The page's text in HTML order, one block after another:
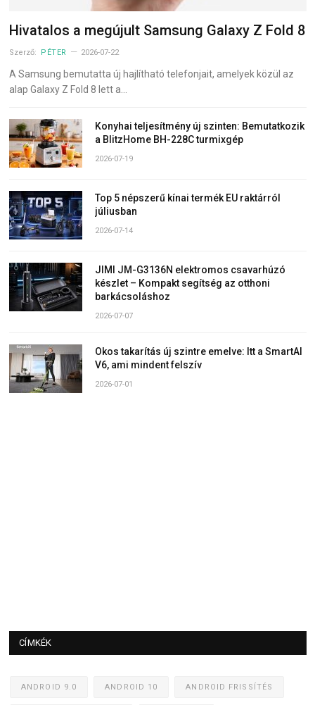
Hivatalos a megújult Samsung Galaxy Z Fold 8
Szerző: PÉTER 2026-07-22
A Samsung bemutatta új hajlítható telefonjait, amelyek közül az
alap Galaxy Z Fold 8 lett a…
Konyhai teljesítmény új szinten: Bemutatkozik
a BlitzHome BH-228C turmixgép
2026-07-19
Top 5 népszerű kínai termék EU raktárról
júliusban
2026-07-14
JIMI JM-G3136N elektromos csavarhúzó
készlet – Kompakt segítség az otthoni
barkácsoláshoz
2026-07-07
Okos takarítás új szintre emelve: Itt a SmartAI
V6, ami mindent felszív
2026-07-01
CÍMKÉK
ANDROID 9.0 ANDROID 10 ANDROID FRISSÍTÉS